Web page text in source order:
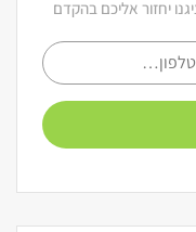
יחזור אליכם בהקדם